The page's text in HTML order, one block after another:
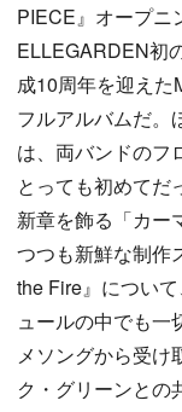
PIECE』オープニ
ELLEGARDEN初
成10周年を迎えた
フルアルバムだ。
は、両バンドのフ
とっても初めてだ
新章を飾る「カー
つつも新鮮な制作
the Fire』につい
ュールの中でも一
メソングから受け
ク・グリーンとの